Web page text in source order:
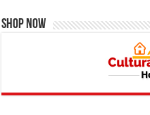
Shop Now